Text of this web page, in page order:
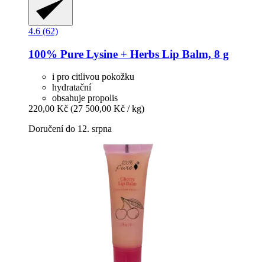
4.6 (62)
100% Pure Lysine + Herbs Lip Balm, 8 g
i pro citlivou pokožku
hydratační
obsahuje propolis
220,00 Kč (27 500,00 Kč / kg)
Doručení do 12. srpna